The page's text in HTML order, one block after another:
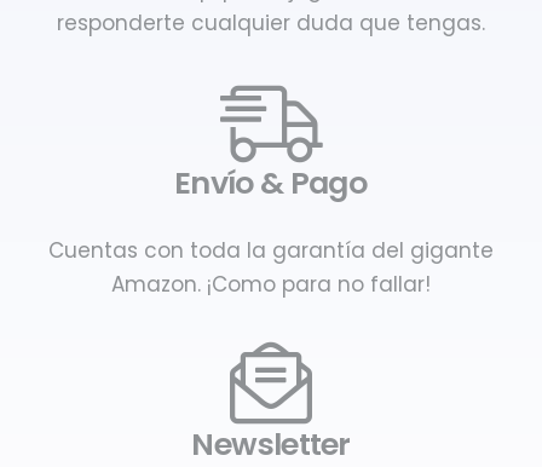
responderte cualquier duda que tengas.
Envío & Pago
Cuentas con toda la garantía del gigante
Amazon. ¡Como para no fallar!
Newsletter